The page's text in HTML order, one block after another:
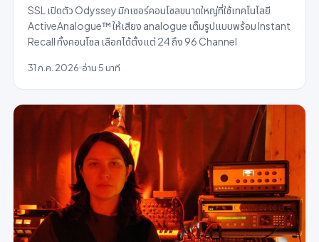
SSL เปิดตัว Odyssey มิกเซอร์คอนโซลขนาดใหญ่ที่ใช้เทคโนโลยี
ActiveAnalogue™ ให้เสียง analogue เต็มรูปแบบพร้อม Instant
Recall ทั้งคอนโซล เลือกได้ตั้งแต่ 24 ถึง 96 Channel
31 ก.ค. 2026 อ่าน 5 นาที